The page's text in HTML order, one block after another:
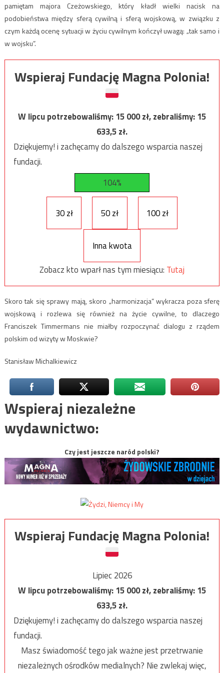
pamiętam majora Czeżowskiego, który kładł wielki nacisk na
podobieństwa między sferą cywilną i sferą wojskową, w związku z
czym każdą ocenę sytuacji w życiu cywilnym kończył uwagą: „tak samo i
w wojsku”.
Wspieraj Fundację Magna Polonia!
W lipcu potrzebowaliśmy:15 000zł, zebraliśmy:15
633,5zł.
Dziękujemy! i zachęcamy do dalszego wsparcia naszej
fundacji.
104%
30 zł 50 zł 100 zł
Inna kwota
Zobacz kto wparł nas tym miesiącu: Tutaj
Skoro tak się sprawy mają, skoro „harmonizacja” wykracza poza sferę
wojskową i rozlewa się również na życie cywilne, to dlaczego
Franciszek Timmermans nie miałby rozpoczynać dialogu z rządem
polskim od wizyty w Moskwie?
Stanisław Michalkiewicz
Wspieraj niezależne
wydawnictwo:
Czy jest jeszcze naród polski?
Wspieraj Fundację Magna Polonia!
Lipiec 2026
W lipcu potrzebowaliśmy:15 000zł, zebraliśmy:15
633,5zł.
Dziękujemy! i zachęcamy do dalszego wsparcia naszej
fundacji.
Masz świadomość tego jak ważne jest przetrwanie
niezależnych ośrodków medialnych? Nie zwlekaj więc,